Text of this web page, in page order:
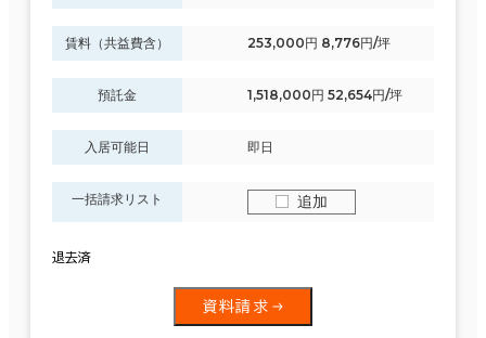
賃料（共益費含） 253,000円 8,776円/坪
預託金 1,518,000円 52,654円/坪
入居可能日 即日
一括請求リスト 追加
退去済
資料請求